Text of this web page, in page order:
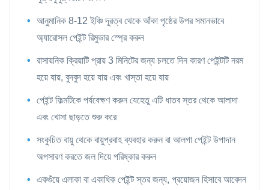
আনুমানিক 8-12 ইঞ্চি দূরত্ব থেকে আঁকা পৃষ্ঠের উপর সমানভাবে
অ্যারোসল পেইন্ট রিমুভার স্প্রে করুন
রাসায়নিক ক্রিয়াটি প্রায় 3 মিনিটের জন্য চলতে দিন কারণ পেইন্টটি নরম
হয়ে যায়, বুদবুদ হয়ে যায় এবং খাস্তা হয়ে যায়
পেইন্ট ফিল্মটিকে পর্যবেক্ষণ করুন যেহেতু এটি ধাতব স্তর থেকে আলাদা
এবং খোসা ছাড়তে শুরু করে
সংকুচিত বায়ু থেকে বায়ুপ্রবাহ ব্যবহার করুন বা আলগা পেইন্ট উপাদান
অপসারণ করতে জল দিয়ে পরিষ্কার করুন
একগুঁয়ে এলাকা বা একাধিক পেইন্ট স্তর জন্য, প্রয়োজন হিসাবে আবেদন